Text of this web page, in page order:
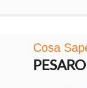
Cosa
PESARO